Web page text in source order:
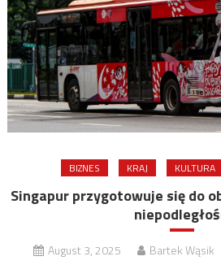
BIZNES KRAJ KULTURA
Singapur przygotowuje się do
August 3, 2025 Bartek Wąsik